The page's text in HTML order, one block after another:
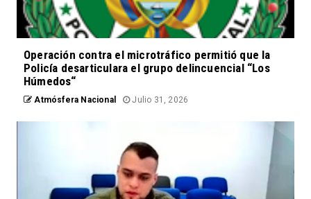
Operación contra el microtráfico permitió que la
Policía desarticulara el grupo delincuencial “Los
Húmedos“
Atmósfera Nacional Julio 31, 2026